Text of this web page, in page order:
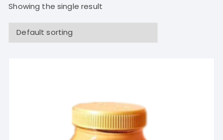
Showing the single result